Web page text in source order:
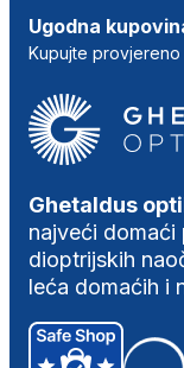
Ugodna
Kupujte
Ghetaldus
najveći
dioptrijskih
leća domaćih i